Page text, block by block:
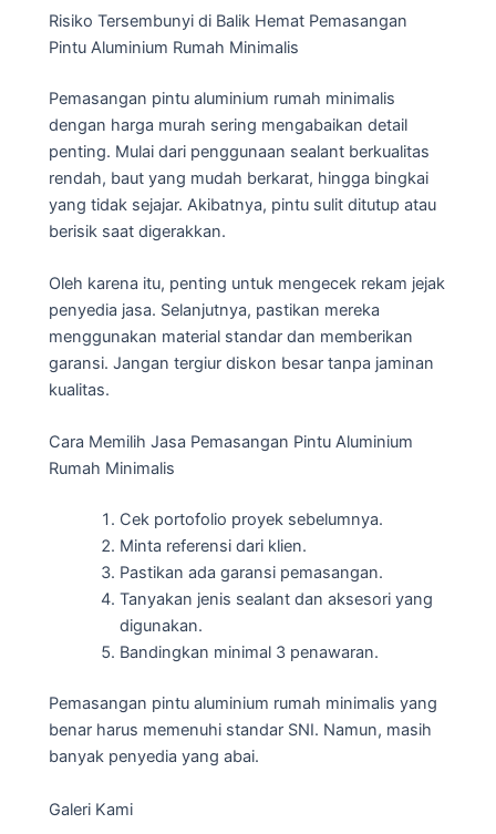
Risiko Tersembunyi di Balik Hemat Pemasangan
Pintu Aluminium Rumah Minimalis
Pemasangan pintu aluminium rumah minimalis
dengan harga murah sering mengabaikan detail
penting. Mulai dari penggunaan sealant berkualitas
rendah, baut yang mudah berkarat, hingga bingkai
yang tidak sejajar. Akibatnya, pintu sulit ditutup atau
berisik saat digerakkan.
Oleh karena itu, penting untuk mengecek rekam jejak
penyedia jasa. Selanjutnya, pastikan mereka
menggunakan material standar dan memberikan
garansi. Jangan tergiur diskon besar tanpa jaminan
kualitas.
Cara Memilih Jasa Pemasangan Pintu Aluminium
Rumah Minimalis
Cek portofolio proyek sebelumnya.
Minta referensi dari klien.
Pastikan ada garansi pemasangan.
Tanyakan jenis sealant dan aksesori yang
digunakan.
Bandingkan minimal 3 penawaran.
Pemasangan pintu aluminium rumah minimalis yang
benar harus memenuhi standar SNI. Namun, masih
banyak penyedia yang abai.
Galeri Kami